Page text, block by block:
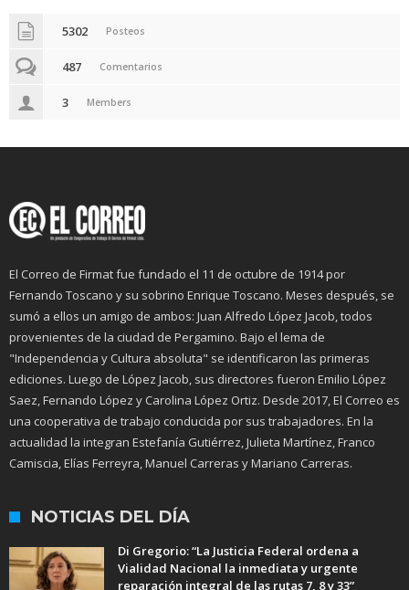
5302 Posteos
487 Comentarios
3 Members
El Correo de Firmat fue fundado el 11 de octubre de 1914 por
Fernando Toscano y su sobrino Enrique Toscano. Meses después, se
sumó a ellos un amigo de ambos: Juan Alfredo López Jacob, todos
provenientes de la ciudad de Pergamino. Bajo el lema de
"Independencia y Cultura absoluta" se identificaron las primeras
ediciones. Luego de López Jacob, sus directores fueron Emilio López
Saez, Fernando López y Carolina López Ortiz. Desde 2017, El Correo es
una cooperativa de trabajo conducida por sus trabajadores. En la
actualidad la integran Estefanía Gutiérrez, Julieta Martínez, Franco
Camiscia, Elías Ferreyra, Manuel Carreras y Mariano Carreras.
NOTICIAS DEL DÍA
Di Gregorio: “La Justicia Federal ordena a
Vialidad Nacional la inmediata y urgente
reparación integral de las rutas 7, 8 y 33”